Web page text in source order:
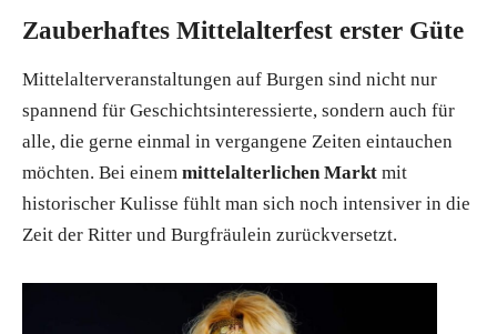
Zauberhaftes Mittelalterfest erster Güte
Mittelalterveranstaltungen auf Burgen sind nicht nur
spannend für Geschichtsinteressierte, sondern auch für
alle, die gerne einmal in vergangene Zeiten eintauchen
möchten. Bei einem mittelalterlichen Markt mit
historischer Kulisse fühlt man sich noch intensiver in die
Zeit der Ritter und Burgfräulein zurückversetzt.